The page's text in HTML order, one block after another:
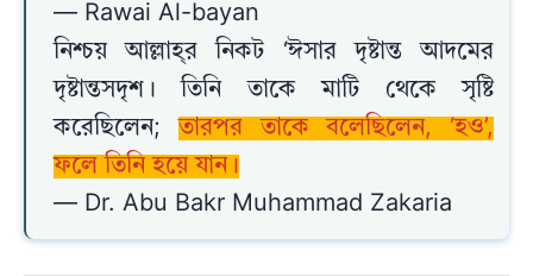
— Rawai Al-bayan
নিশ্চয় আল্লাহ্‌র নিকট ‘ঈসার দৃষ্টান্ত আদমের
দৃষ্টান্তসদৃশ। তিনি তাকে মাটি থেকে সৃষ্টি
করেছিলেন;তারপর তাকে বলেছিলেন, ‘হও’,
ফলে তিনি হয়ে যান।
— Dr. Abu Bakr Muhammad Zakaria